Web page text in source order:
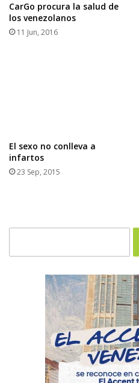
CarGo procura la salud de
los venezolanos
11 Jun, 2016
El sexo no conlleva a
infartos
23 Sep, 2015